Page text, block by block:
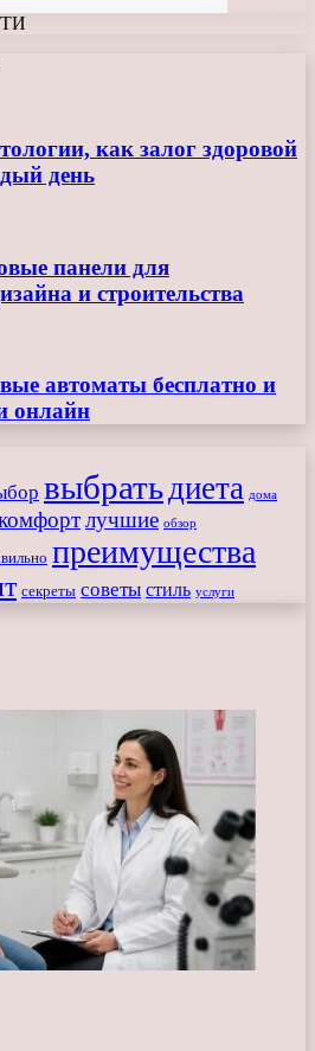
как залог здоровой
день
панели для
и строительства
автоматы бесплатно и
онлайн
выбратьдиета дома
лучшие обзор
преимущества
секреты советы стиль услуги